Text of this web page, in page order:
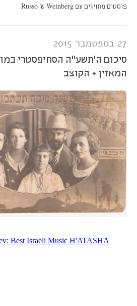
פוסטים מתויגים עם Russo & Weinberg
27 בספטמבר 2015
סיכום ה'תשע"ה הסחיפסטרי
המאזין + הקוצב